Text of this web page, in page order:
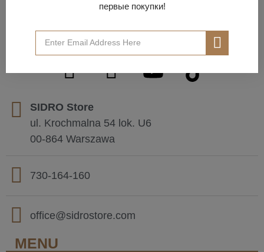
SIDRO Store
ul. Krochmalna 54 lok. U6
00-864 Warszawa
730-164-160
office@sidrostore.com
MENU
первые покупки!